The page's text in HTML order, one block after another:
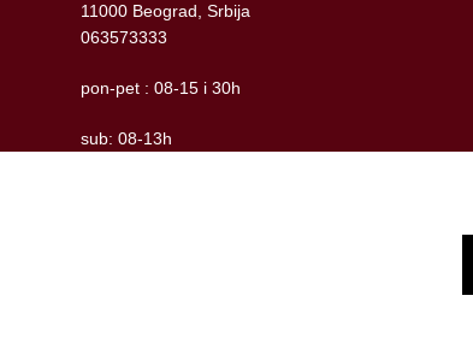
11000 Beograd, Srbija
063573333
pon-pet : 08-15 i 30h
sub: 08-13h